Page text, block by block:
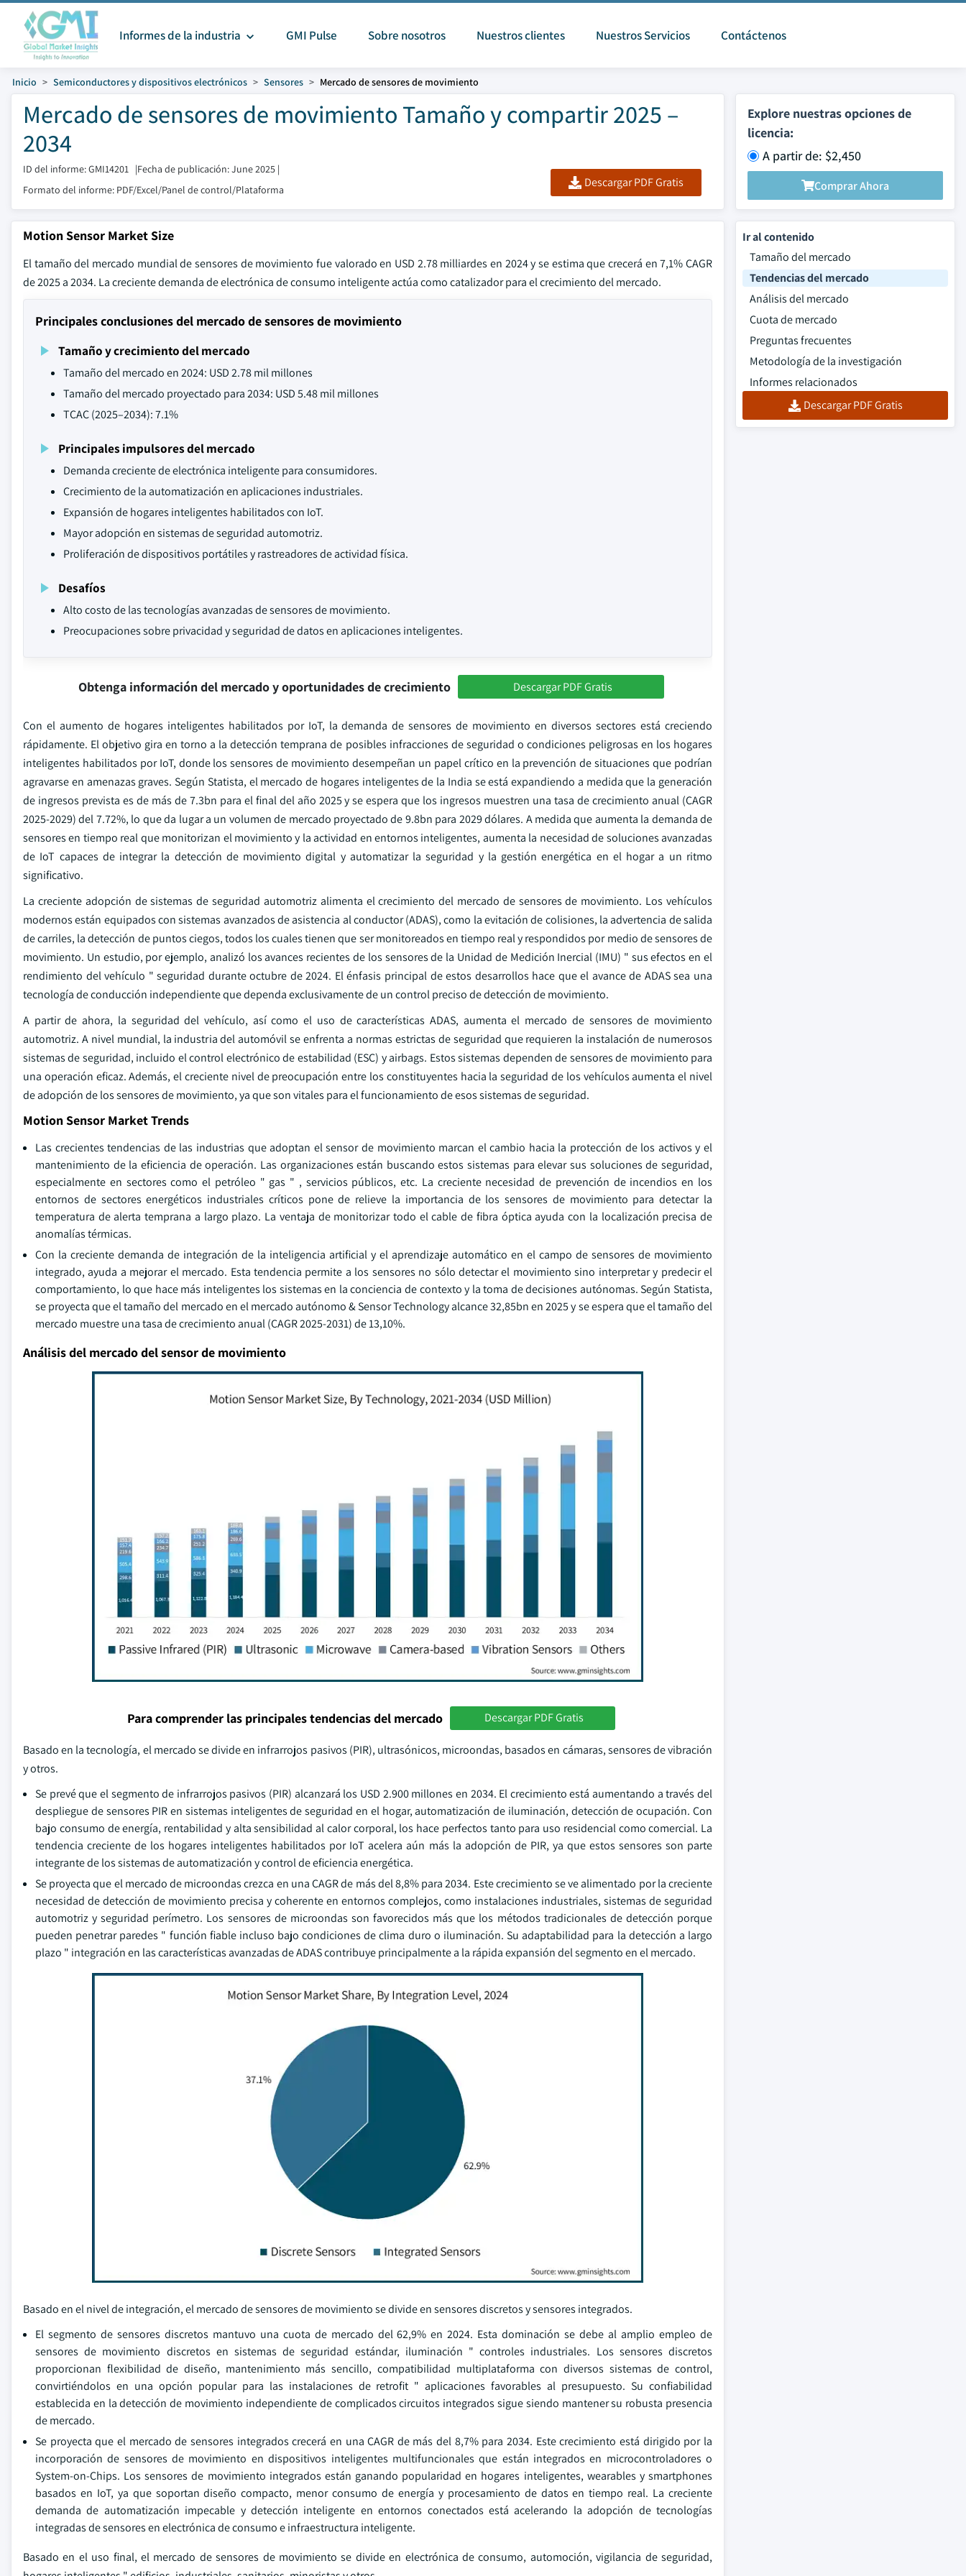
Informes de la industria GMI Pulse Sobre nosotros Nuestros clientes Nuestros Servicios Contáctenos
Inicio Semiconductores y dispositivos electrónicos Sensores Mercado de sensores de movimiento
Mercado de sensores de movimiento Tamaño y compartir 2025 –
2034
ID del informe: GMI14201 |Fecha de publicación: June 2025 |
Formato del informe: PDF/Excel/Panel de control/Plataforma
Descargar PDF Gratis
Explore nuestras opciones de
licencia:
A partir de: $2,450
Comprar Ahora
Motion Sensor Market Size
El tamaño del mercado mundial de sensores de movimiento fue valorado en USD 2.78 milliardes en 2024 y se estima que crecerá en 7,1% CAGR
de 2025 a 2034. La creciente demanda de electrónica de consumo inteligente actúa como catalizador para el crecimiento del mercado.
Principales conclusiones del mercado de sensores de movimiento
Tamaño y crecimiento del mercado
Tamaño del mercado en 2024: USD 2.78 mil millones
Tamaño del mercado proyectado para 2034: USD 5.48 mil millones
TCAC (2025–2034): 7.1%
Principales impulsores del mercado
Demanda creciente de electrónica inteligente para consumidores.
Crecimiento de la automatización en aplicaciones industriales.
Expansión de hogares inteligentes habilitados con IoT.
Mayor adopción en sistemas de seguridad automotriz.
Proliferación de dispositivos portátiles y rastreadores de actividad física.
Desafíos
Alto costo de las tecnologías avanzadas de sensores de movimiento.
Preocupaciones sobre privacidad y seguridad de datos en aplicaciones inteligentes.
Obtenga información del mercado y oportunidades de crecimiento Descargar PDF Gratis
Con el aumento de hogares inteligentes habilitados por IoT, la demanda de sensores de movimiento en diversos sectores está creciendo
rápidamente. El objetivo gira en torno a la detección temprana de posibles infracciones de seguridad o condiciones peligrosas en los hogares
inteligentes habilitados por IoT, donde los sensores de movimiento desempeñan un papel crítico en la prevención de situaciones que podrían
agravarse en amenazas graves. Según Statista, el mercado de hogares inteligentes de la India se está expandiendo a medida que la generación
de ingresos prevista es de más de 7.3bn para el final del año 2025 y se espera que los ingresos muestren una tasa de crecimiento anual (CAGR
2025-2029) del 7.72%, lo que da lugar a un volumen de mercado proyectado de 9.8bn para 2029 dólares. A medida que aumenta la demanda de
sensores en tiempo real que monitorizan el movimiento y la actividad en entornos inteligentes, aumenta la necesidad de soluciones avanzadas
de IoT capaces de integrar la detección de movimiento digital y automatizar la seguridad y la gestión energética en el hogar a un ritmo
significativo.
La creciente adopción de sistemas de seguridad automotriz alimenta el crecimiento del mercado de sensores de movimiento. Los vehículos
modernos están equipados con sistemas avanzados de asistencia al conductor (ADAS), como la evitación de colisiones, la advertencia de salida
de carriles, la detección de puntos ciegos, todos los cuales tienen que ser monitoreados en tiempo real y respondidos por medio de sensores de
movimiento. Un estudio, por ejemplo, analizó los avances recientes de los sensores de la Unidad de Medición Inercial (IMU) " sus efectos en el
rendimiento del vehículo " seguridad durante octubre de 2024. El énfasis principal de estos desarrollos hace que el avance de ADAS sea una
tecnología de conducción independiente que dependa exclusivamente de un control preciso de detección de movimiento.
A partir de ahora, la seguridad del vehículo, así como el uso de características ADAS, aumenta el mercado de sensores de movimiento
automotriz. A nivel mundial, la industria del automóvil se enfrenta a normas estrictas de seguridad que requieren la instalación de numerosos
sistemas de seguridad, incluido el control electrónico de estabilidad (ESC) y airbags. Estos sistemas dependen de sensores de movimiento para
una operación eficaz. Además, el creciente nivel de preocupación entre los constituyentes hacia la seguridad de los vehículos aumenta el nivel
de adopción de los sensores de movimiento, ya que son vitales para el funcionamiento de esos sistemas de seguridad.
Motion Sensor Market Trends
Las crecientes tendencias de las industrias que adoptan el sensor de movimiento marcan el cambio hacia la protección de los activos y el
mantenimiento de la eficiencia de operación. Las organizaciones están buscando estos sistemas para elevar sus soluciones de seguridad,
especialmente en sectores como el petróleo " gas " , servicios públicos, etc. La creciente necesidad de prevención de incendios en los
entornos de sectores energéticos industriales críticos pone de relieve la importancia de los sensores de movimiento para detectar la
temperatura de alerta temprana a largo plazo. La ventaja de monitorizar todo el cable de fibra óptica ayuda con la localización precisa de
anomalías térmicas.
Con la creciente demanda de integración de la inteligencia artificial y el aprendizaje automático en el campo de sensores de movimiento
integrado, ayuda a mejorar el mercado. Esta tendencia permite a los sensores no sólo detectar el movimiento sino interpretar y predecir el
comportamiento, lo que hace más inteligentes los sistemas en la conciencia de contexto y la toma de decisiones autónomas. Según Statista,
se proyecta que el tamaño del mercado en el mercado autónomo & Sensor Technology alcance 32,85bn en 2025 y se espera que el tamaño del
mercado muestre una tasa de crecimiento anual (CAGR 2025-2031) de 13,10%.
Análisis del mercado del sensor de movimiento
Para comprender las principales tendencias del mercado Descargar PDF Gratis
Basado en la tecnología, el mercado se divide en infrarrojos pasivos (PIR), ultrasónicos, microondas, basados en cámaras, sensores de vibración
y otros.
Se prevé que el segmento de infrarrojos pasivos (PIR) alcanzará los USD 2.900 millones en 2034. El crecimiento está aumentando a través del
despliegue de sensores PIR en sistemas inteligentes de seguridad en el hogar, automatización de iluminación, detección de ocupación. Con
bajo consumo de energía, rentabilidad y alta sensibilidad al calor corporal, los hace perfectos tanto para uso residencial como comercial. La
tendencia creciente de los hogares inteligentes habilitados por IoT acelera aún más la adopción de PIR, ya que estos sensores son parte
integrante de los sistemas de automatización y control de eficiencia energética.
Se proyecta que el mercado de microondas crezca en una CAGR de más del 8,8% para 2034. Este crecimiento se ve alimentado por la creciente
necesidad de detección de movimiento precisa y coherente en entornos complejos, como instalaciones industriales, sistemas de seguridad
automotriz y seguridad perímetro. Los sensores de microondas son favorecidos más que los métodos tradicionales de detección porque
pueden penetrar paredes " función fiable incluso bajo condiciones de clima duro o iluminación. Su adaptabilidad para la detección a largo
plazo " integración en las características avanzadas de ADAS contribuye principalmente a la rápida expansión del segmento en el mercado.
Basado en el nivel de integración, el mercado de sensores de movimiento se divide en sensores discretos y sensores integrados.
El segmento de sensores discretos mantuvo una cuota de mercado del 62,9% en 2024. Esta dominación se debe al amplio empleo de
sensores de movimiento discretos en sistemas de seguridad estándar, iluminación " controles industriales. Los sensores discretos
proporcionan flexibilidad de diseño, mantenimiento más sencillo, compatibilidad multiplataforma con diversos sistemas de control,
convirtiéndolos en una opción popular para las instalaciones de retrofit " aplicaciones favorables al presupuesto. Su confiabilidad
establecida en la detección de movimiento independiente de complicados circuitos integrados sigue siendo mantener su robusta presencia
de mercado.
Se proyecta que el mercado de sensores integrados crecerá en una CAGR de más del 8,7% para 2034. Este crecimiento está dirigido por la
incorporación de sensores de movimiento en dispositivos inteligentes multifuncionales que están integrados en microcontroladores o
System-on-Chips. Los sensores de movimiento integrados están ganando popularidad en hogares inteligentes, wearables y smartphones
basados en IoT, ya que soportan diseño compacto, menor consumo de energía y procesamiento de datos en tiempo real. La creciente
demanda de automatización impecable y detección inteligente en entornos conectados está acelerando la adopción de tecnologías
integradas de sensores en electrónica de consumo e infraestructura inteligente.
Basado en el uso final, el mercado de sensores de movimiento se divide en electrónica de consumo, automoción, vigilancia de seguridad,
Ir al contenido
Tamaño del mercado
Tendencias del mercado
Análisis del mercado
Cuota de mercado
Preguntas frecuentes
Metodología de la investigación
Informes relacionados
Descargar PDF Gratis